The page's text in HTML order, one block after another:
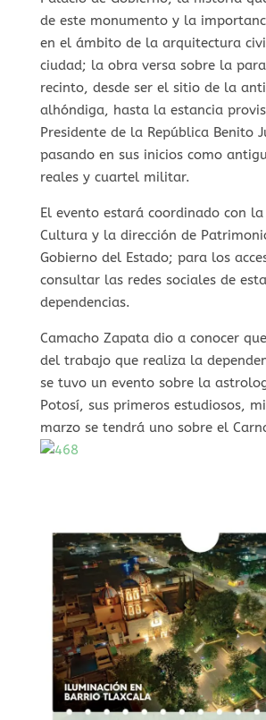
de este monumento y la
en el ámbito de la arquitectura
ciudad; la obra versa sobre la
recinto, desde ser el sitio de la
alhóndiga, hasta la estancia
Presidente de la República Benito
pasando en sus inicios como
reales y cuartel militar.
El evento estará coordinado con
Cultura y la dirección de
Gobierno del Estado; para los
consultar las redes sociales de
dependencias.
Camacho Zapata dio a conocer
del trabajo que realiza la
se tuvo un evento sobre la
Potosí, sus primeros estudiosos,
marzo se tendrá uno sobre el